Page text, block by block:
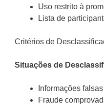
Uso restrito à
Lista de
Critérios de
Situações de
Informações
Fraude